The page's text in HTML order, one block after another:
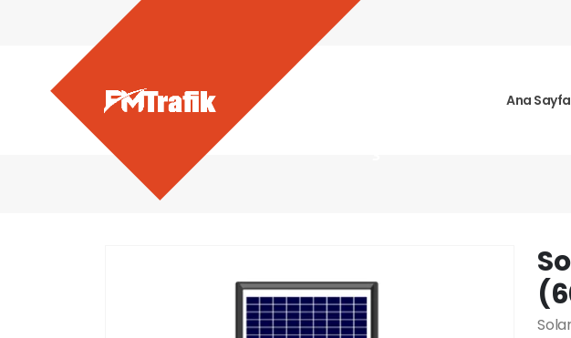
Ana Sayfa
Ürünlerimiz - Solar Flaşörlü Ledli Trafik